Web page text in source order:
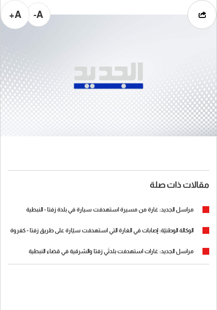
A-
A+
مقالات ذات صلة
مراسل الجديد: غارة من مسيرة استهدفت سيارة في بلدة زفتا - النبطية
الوكالة الوطنيّة: إصابات في الغارة التي استهدفت سيّارة على طريق زفتا - كفروة
مراسل الجديد: غارات استهدفت بلدتَي زفتا والشرقية في قضاء النبطية